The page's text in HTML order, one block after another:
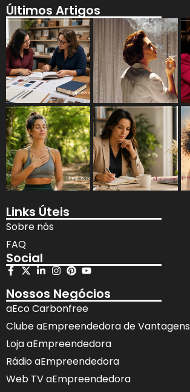
Últimos Artigos
Links Úteis
Sobre nós
FAQ
Social
Nossos Negócios
aEco Carbonfree
Clube aEmpreendedora de Vantagens
Loja aEmpreendedora
Rádio aEmpreendedora
Web TV aEmpreendedora